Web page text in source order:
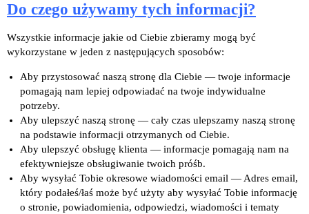
Do czego używamy tych informacji?
Wszystkie informacje jakie od Ciebie zbieramy mogą być
wykorzystane w jeden z następujących sposobów:
Aby przystosować naszą stronę dla Ciebie — twoje informacje
pomagają nam lepiej odpowiadać na twoje indywidualne
potrzeby.
Aby ulepszyć naszą stronę — cały czas ulepszamy naszą stronę
na podstawie informacji otrzymanych od Ciebie.
Aby ulepszyć obsługę klienta — informacje pomagają nam na
efektywniejsze obsługiwanie twoich próśb.
Aby wysyłać Tobie okresowe wiadomości email — Adres email,
który podałeś/łaś może być użyty aby wysyłać Tobie informację
o stronie, powiadomienia, odpowiedzi, wiadomości i tematy